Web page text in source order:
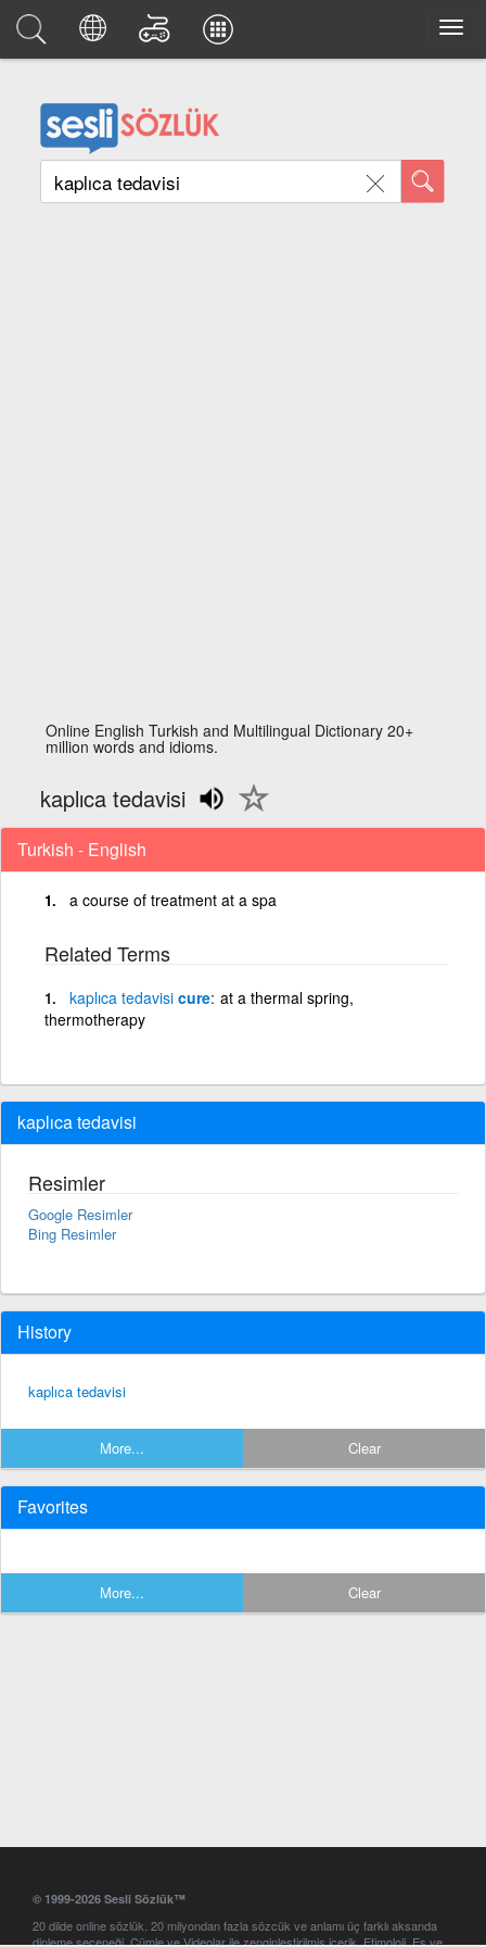
Online English Turkish and Multilingual Dictionary 20+
million words and idioms.
kaplıca tedavisi
Turkish - English
a course of treatment at a spa
Related Terms
kaplıca tedavisi cure at a thermal spring,
thermotherapy
kaplıca tedavisi
Resimler
Google Resimler
Bing Resimler
History
kaplıca tedavisi
More... Clear
Favorites
More... Clear
© 1999-2026 Sesli Sözlük™
20 dilde online sözlük. 20 milyondan fazla sözcük ve anlamı üç farklı aksanda
dinleme seçeneği. Cümle ve Videolar ile zenginleştirilmiş içerik. Etimoloji, Eş ve